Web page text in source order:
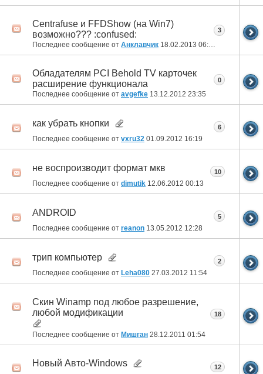
Centrafuse и FFDShow (на Win7)
возможно??? :confused:
Последнее сообщение от Анклавчик 18.02.2013 06:37
3
Обладателям PCI Behold TV карточек
расширение функционала
Последнее сообщение от avgefke 13.12.2012 23:35
0
как убрать кнопки
Последнее сообщение от vxru32 01.09.2012 16:19
6
не воспроизводит формат мкв
Последнее сообщение от dimutik 12.06.2012 00:13
10
ANDROID
Последнее сообщение от reanon 13.05.2012 12:28
5
трип компьютер
Последнее сообщение от Leha080 27.03.2012 11:54
2
Скин Winamp под любое разрешение,
любой модификации
Последнее сообщение от Мишган 28.12.2011 01:54
18
Новый Авто-Windows 12